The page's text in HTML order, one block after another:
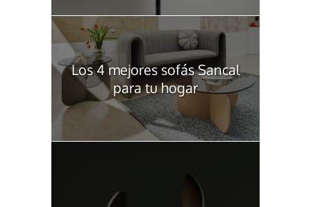
Los 4 mejores sofás Sancal
para tu hogar